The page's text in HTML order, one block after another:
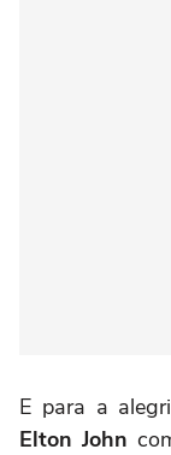
E para a
Elton John